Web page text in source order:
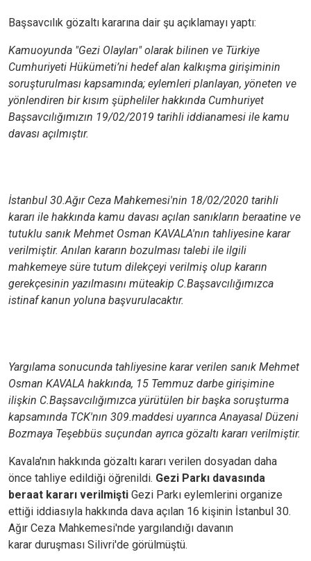
Başsavcılık gözaltı kararına dair şu açıklamayı yaptı:
Kamuoyunda "Gezi Olayları" olarak bilinen ve Türkiye
Cumhuriyeti Hükümeti’ni hedef alan kalkışma girişiminin
soruşturulması kapsamında; eylemleri planlayan, yöneten ve
yönlendiren bir kısım şüpheliler hakkında Cumhuriyet
Başsavcılığımızın 19/02/2019 tarihli iddianamesi ile kamu
davası açılmıştır.
İstanbul 30.Ağır Ceza Mahkemesi'nin 18/02/2020 tarihli
kararı ile hakkında kamu davası açılan sanıkların beraatine ve
tutuklu sanık Mehmet Osman KAVALA'nın tahliyesine karar
verilmiştir. Anılan kararın bozulması talebi ile ilgili
mahkemeye süre tutum dilekçeyi verilmiş olup kararın
gerekçesinin yazılmasını müteakip C.Başsavcılığımızca
istinaf kanun yoluna başvurulacaktır.
Yargılama sonucunda tahliyesine karar verilen sanık Mehmet
Osman KAVALA hakkında, 15 Temmuz darbe girişimine
ilişkin C.Başsavcılığımızca yürütülen bir başka soruşturma
kapsamında TCK'nın 309.maddesi uyarınca Anayasal Düzeni
Bozmaya Teşebbüs suçundan ayrıca gözaltı kararı verilmiştir.
Kavala'nın hakkında gözaltı kararı verilen dosyadan daha
önce tahliye edildiği öğrenildi. Gezi Parkı davasında
beraat kararı verilmişti Gezi Parkı eylemlerini organize
ettiği iddiasıyla hakkında dava açılan 16 kişinin İstanbul 30.
Ağır Ceza Mahkemesi'nde yargılandığı davanın
karar duruşması Silivri'de görülmüştü.